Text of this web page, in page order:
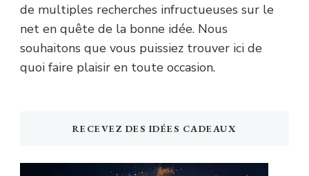
de multiples recherches infructueuses sur le
net en quête de la bonne idée. Nous
souhaitons que vous puissiez trouver ici de
quoi faire plaisir en toute occasion.
RECEVEZ DES IDÉES CADEAUX